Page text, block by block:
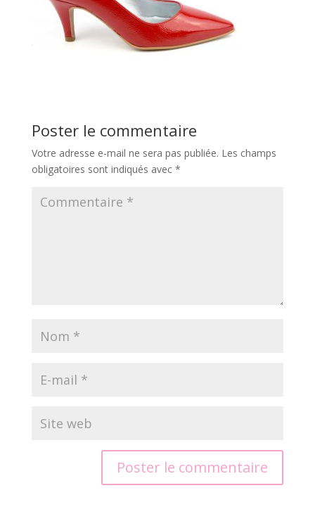
Poster le commentaire
Votre adresse e-mail ne sera pas publiée. Les champs
obligatoires sont indiqués avec *